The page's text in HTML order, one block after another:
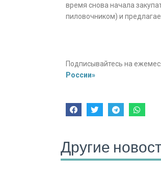
время снова начала
пиловочником) и
Подписывайтесь на
России»
Другие